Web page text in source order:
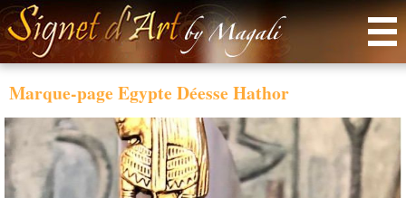
Marque-page Egypte Déesse Hathor